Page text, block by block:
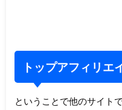
トップアフィリエ
ということで他のサイト